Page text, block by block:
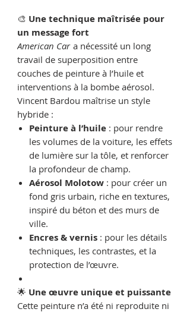
🎨 Une technique maîtrisée pour
un message fort
American Car a nécessité un long
travail de superposition entre
couches de peinture à l’huile et
interventions à la bombe aérosol.
Vincent Bardou maîtrise un style
hybride :
Peinture à l’huile : pour rendre
les volumes de la voiture, les effets
de lumière sur la tôle, et renforcer
la profondeur de champ.
Aérosol Molotow : pour créer un
fond gris urbain, riche en textures,
inspiré du béton et des murs de
ville.
Encres & vernis : pour les détails
techniques, les contrastes, et la
protection de l’œuvre.
🌟 Une œuvre unique et puissante
Cette peinture n’a été ni reproduite ni